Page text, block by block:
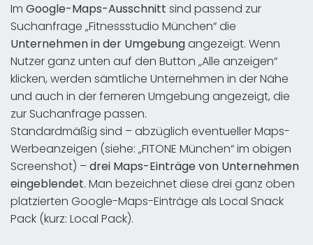
Im Google-Maps-Ausschnitt sind passend zur
Suchanfrage „Fitnessstudio München“ die
Unternehmen in der Umgebungangezeigt. Wenn
Nutzer ganz unten auf den Button „Alle anzeigen“
klicken, werden sämtliche Unternehmen in der Nähe
und auch in der ferneren Umgebung angezeigt, die
zur Suchanfrage passen.
Standardmäßig sind – abzüglich eventueller Maps-
Werbeanzeigen (siehe: „FITONE München“ im obigen
Screenshot) –drei Maps-Einträge von Unternehmen
eingeblendet. Man bezeichnet diese drei ganz oben
platzierten Google-Maps-Einträge als Local Snack
Pack (kurz: Local Pack).